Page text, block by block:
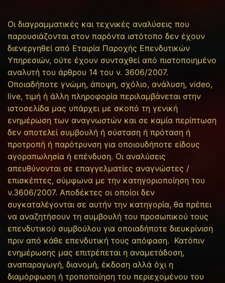
Οι διαγραμματικές και τεχνικές αναλύσεις που
παρουσιάζονται στον παρόντα ιστότοπο δεν έχουν
διενεργηθεί από Εταιρία Παροχής Επενδυτικών
Υπηρεσιών, ούτε έχουν συνταχθεί από πιστοποιημένο
αναλυτή του άρθρου 14 του ν. 3606/2007.
Οποιαδήποτε γνώμη, άποψη, σχόλιο, ανάλυση, video,
live, τιμή ή άλλη πληροφορία περιλαμβάνεται στην
ιστοσελίδα μας υπάρχει με σκοπό τη γενική
ενημέρωση των αναγνωστών και σε καμία περίπτωση
δεν αποτελεί συμβουλή ή σύσταση ή πρόταση ή
προτροπή ή παρότρυνση για οποιουδήποτε είδους
αγοραπωλησία ή επένδυση. Οι αναλύσεις
απευθύνονται σε επαγγελματίες αναγνώστες /
επισκέπτες, σύμφωνα με την κατηγοριοποίηση του
ν.3606/2007. Αποδέκτες οι οποίοι δεν
συγκαταλέγονται σε αυτήν την κατηγορία, θα πρέπει
να αναζητήσουν τη συμβουλή του προσωπικού τους
επενδυτικού συμβούλου για οποιαδήποτε διευκρίνιση
πριν από κάθε επενδυτική τους απόφαση. Κατόπιν
ενημέρωσης μας επιτρέπεται η αναμετάδοση,
αναπαραγωγή, διανομή, έκδοση αλλά όχι η
διαμόρφωση ή τροποποίηση του περιεχομένου του